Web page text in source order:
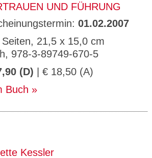
UND FÜHRUNG
01.02.2007
Seiten, 21,5 x 15,0 cm
978-3-89749-670-5
(D) | € 18,50 (A)
Buch
Kessler